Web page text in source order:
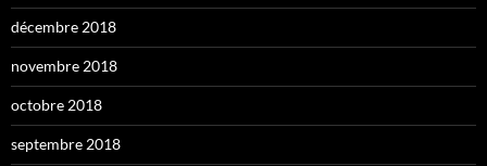
décembre 2018
novembre 2018
octobre 2018
septembre 2018